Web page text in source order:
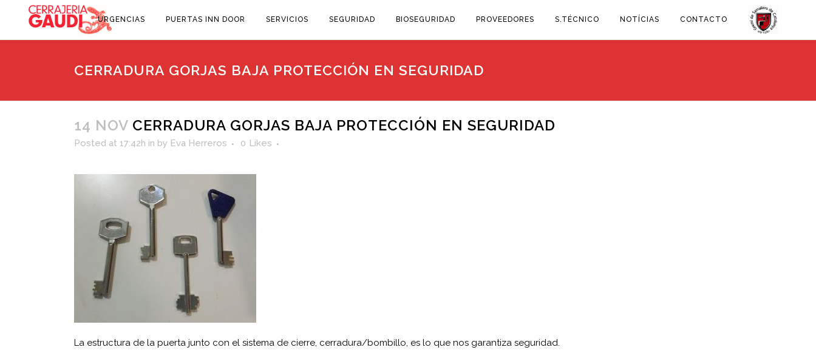
URGENCIAS PUERTAS INN DOOR SERVICIOS SEGURIDAD BIOSEGURIDAD PROVEEDORES S.TÉCNICO NOTÍCIAS CONTACTO
CERRADURA GORJAS BAJA PROTECCIÓN EN SEGURIDAD
14 NOV CERRADURA GORJAS BAJA PROTECCIÓN EN SEGURIDAD
Posted at 17:42h in by Eva Herreros 0 Likes
La estructura de la puerta junto con el sistema de cierre, cerradura/bombillo, es lo que nos garantiza seguridad.